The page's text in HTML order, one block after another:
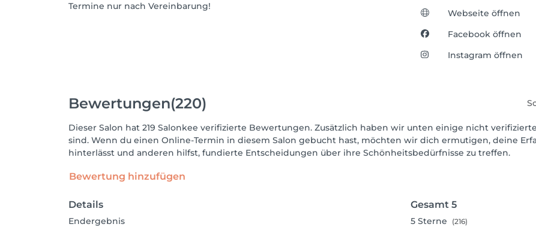
Termine nur nach Vereinbarung!
Webseite öffnen
Facebook öffnen
Instagram öffnen
Bewertungen(220)
Dieser Salon hat 219 Salonkee verifizierte Bewertungen. Zusätzlich haben wir unten einige nicht
sind. Wenn du einen Online-Termin in diesem Salon gebucht hast, möchten wir dich ermutigen, deine
hinterlässt und anderen hilfst, fundierte Entscheidungen über ihre Schönheitsbedürfnisse zu treffen.
Bewertung hinzufügen
Details
Endergebnis
Gesamt 5
5 Sterne (216)